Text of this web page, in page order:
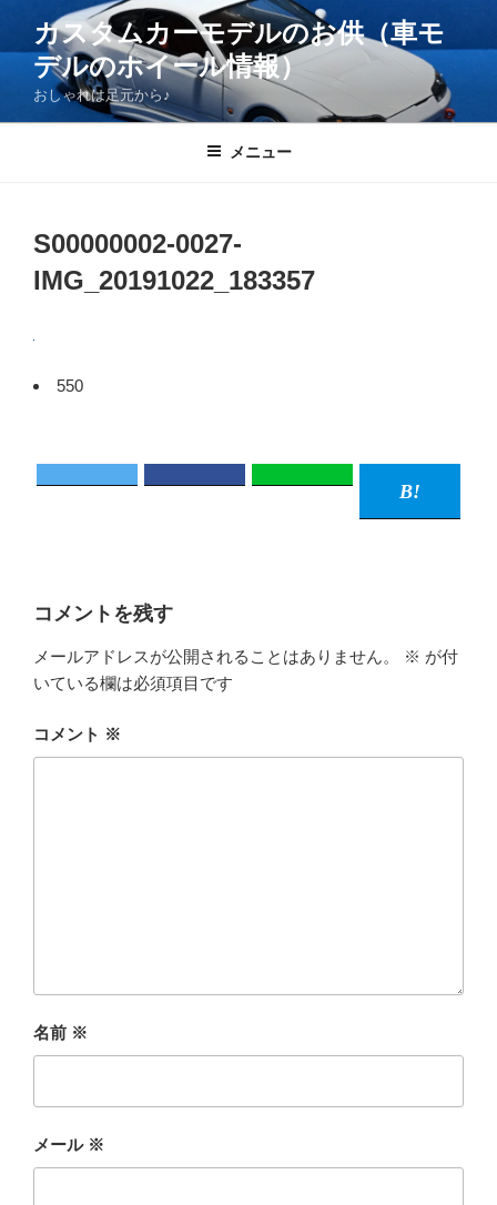
ツ
カスタムカーモデルのお供（車モ
デルのホイール情報）
おしゃれは足元から♪
メニュー
S00000002-0027-
IMG_20191022_183357
550
コメントを残す
メールアドレスが公開されることはありません。 ※ が付
いている欄は必須項目です
コメント ※
名前 ※
メール ※